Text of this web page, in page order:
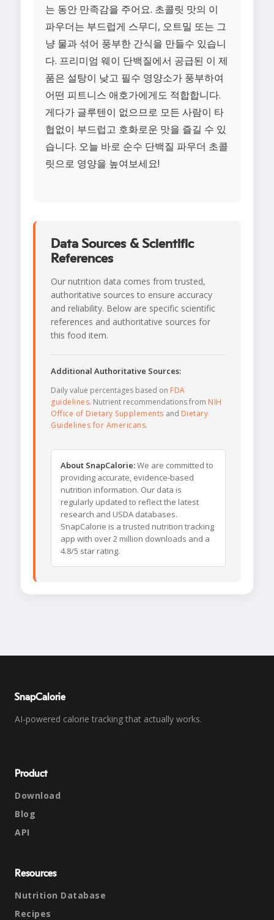
는 동안 만족감을 주어요. 초콜릿 맛의 이
파우더는 부드럽게 스무디, 오트밀 또는 그
냥 물과 섞어 풍부한 간식을 만들수 있습니
다. 프리미엄 웨이 단백질에서 공급된 이 제
품은 설탕이 낮고 필수 영양소가 풍부하여
어떤 피트니스 애호가에게도 적합합니다.
게다가 글루텐이 없으므로 모든 사람이 타
협없이 부드럽고 호화로운 맛을 즐길 수 있
습니다. 오늘 바로 순수 단백질 파우더 초콜
릿으로 영양을 높여보세요!
Data Sources & Scientific
References
Our nutrition data comes from trusted,
authoritative sources to ensure accuracy
and reliability. Below are specific scientific
references and authoritative sources for
this food item.
Additional Authoritative Sources:
Daily value percentages based on FDA
guidelines. Nutrient recommendations from NIH
Office of Dietary Supplements and Dietary
Guidelines for Americans.
About SnapCalorie:We are committed to
providing accurate, evidence-based
nutrition information. Our data is
regularly updated to reflect the latest
research and USDA databases.
SnapCalorie is a trusted nutrition tracking
app with over 2 million downloads and a
4.8/5 star rating.
SnapCalorie
AI-powered calorie tracking that actually works.
Product
Download
Blog
API
Resources
Nutrition Database
Recipes